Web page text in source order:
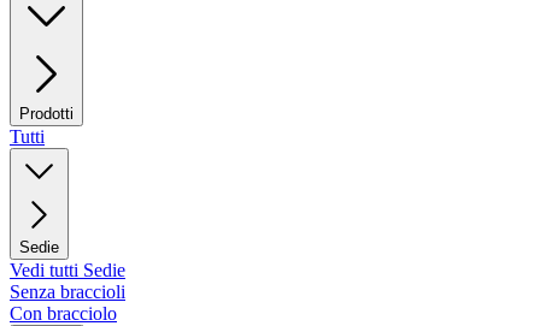
Prodotti
Tutti
Sedie
Vedi tutti Sedie
Senza braccioli
Con bracciolo